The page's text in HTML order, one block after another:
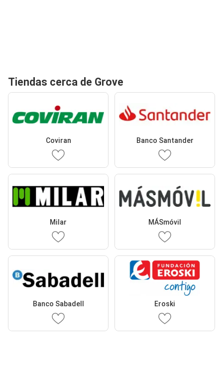
Tiendas cerca de Grove
Coviran Banco Santander
Milar MÁSmóvil
Banco Sabadell Eroski